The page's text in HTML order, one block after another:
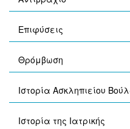
Επιφύσεις
Θρόμβωση
Ιστορία Ασκληπιείου
Ιστορία της Ιατρικής